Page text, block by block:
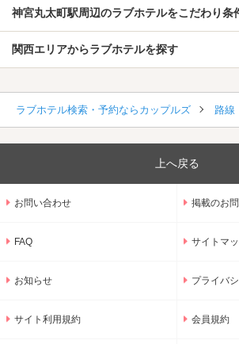
神宮丸太町駅周辺のラブホテルをこだわり条
関西エリアからラブホテルを探す
ラブホテル検索・予約ならカップルズ 路線
上へ戻る
お問い合わせ 掲載のお
FAQ サイトマ
お知らせ プライバ
サイト利用規約 会員規約